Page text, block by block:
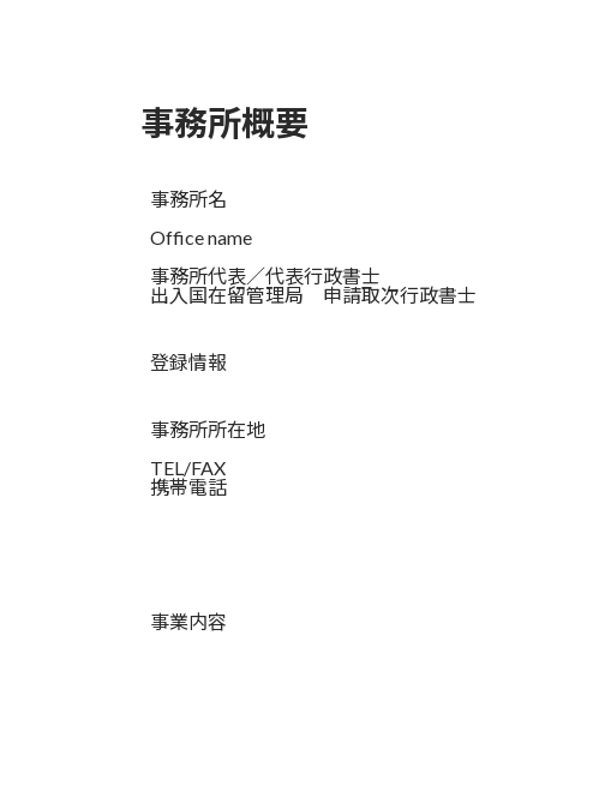
事務所概要
事務所名
Office name
事務所代表／代表行政書士
出入国在留管理局 申請取次行政書士
登録情報
事務所所在地
TEL/FAX
携帯電話
事業内容